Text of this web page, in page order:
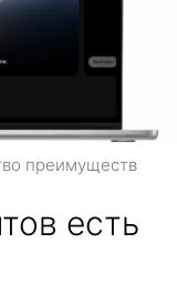
преимуществ
есть